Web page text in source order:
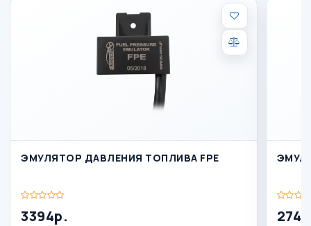
ЭМУЛЯТОР ДАВЛЕНИЯ ТОПЛИВА FPE
3394р.